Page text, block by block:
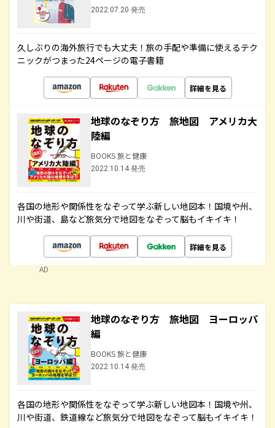
2022.07.20 発売
久しぶりの海外旅行でも大丈夫！旅の手配や準備に使えるテク
ニックがつまった24ページの電子書籍
詳細を見る
地球のなぞり方 旅地図 アメリカ大
陸編
BOOKS 旅と健康
2022.10.14 発売
各国の地形や関係性をなぞって学ぶ新しい地図本！国境や州、
川や街道、島など旅気分で地図をなぞって脳もイキイキ！
詳細を見る
AD
地球のなぞり方 旅地図 ヨーロッパ
編
BOOKS 旅と健康
2022.10.14 発売
各国の地形や関係性をなぞって学ぶ新しい地図本！国境や州、
川や街道、鉄道線など旅気分で地図をなぞって脳もイキイキ！